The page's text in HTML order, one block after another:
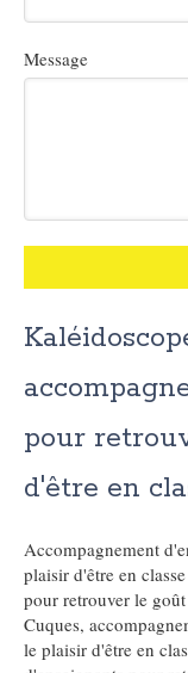
Message
pour
d'être en
Accompagnement
plaisir d'être en
pour retrouver le
Cuques,
le plaisir d'être en